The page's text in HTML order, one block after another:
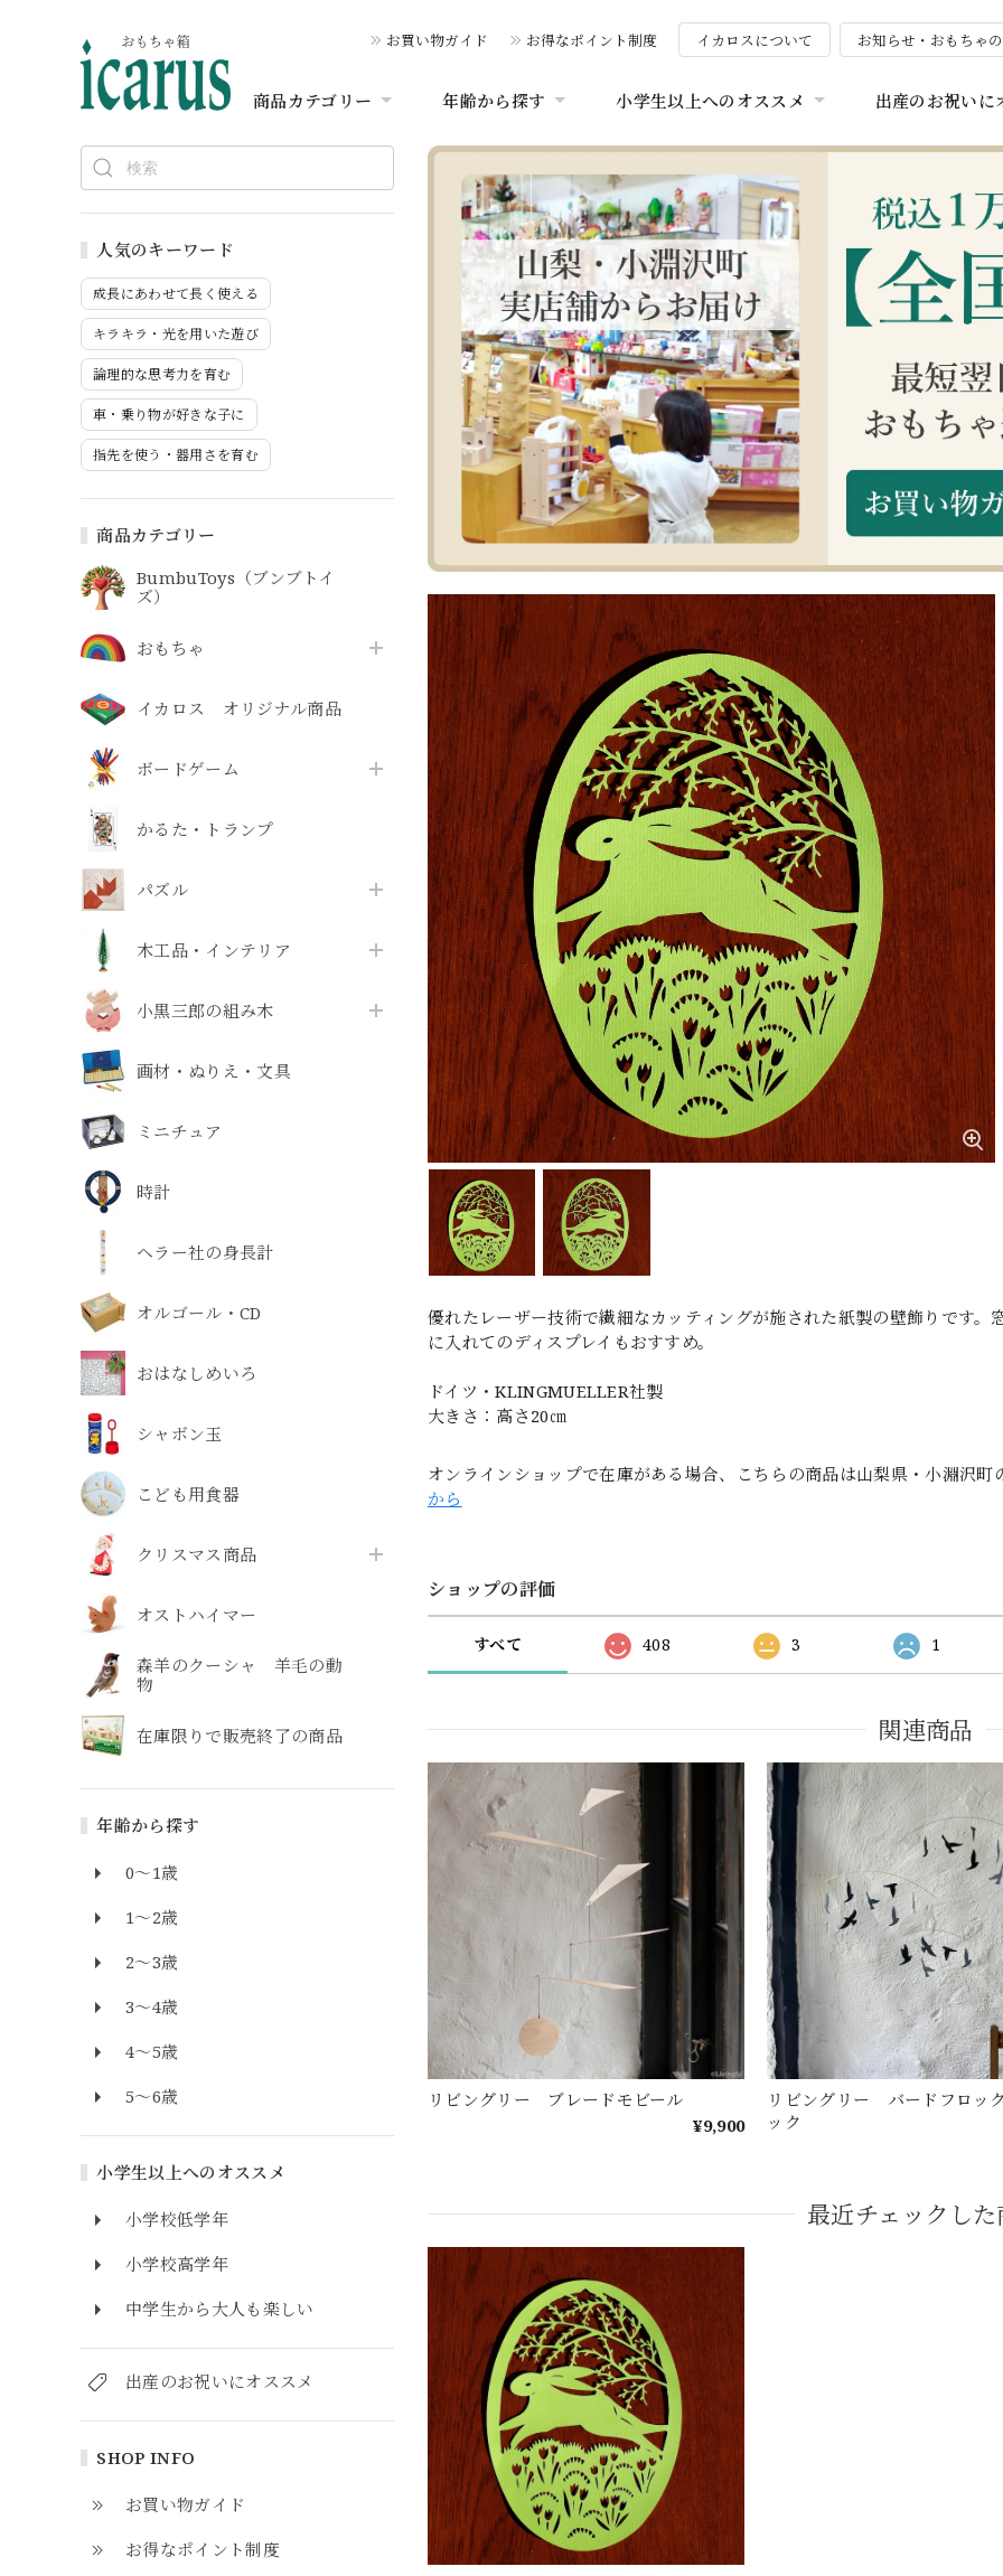
お買い物ガイド お得なポイント制度 イカロスについて お知らせ・おもちゃ
商品カテゴリー 年齢から探す 小学生以上へのオススメ 出産のお祝いに
人気のキーワード
成長にあわせて長く使える
キラキラ・光を用いた遊び
論理的な思考力を育む
車・乗り物が好きな子に
指先を使う・器用さを育む
商品カテゴリー
BumbuToys（ブンブトイ
ズ）
おもちゃ
イカロス オリジナル商品
ボードゲーム
かるた・トランプ
パズル
木工品・インテリア
小黒三郎の組み木
画材・ぬりえ・文具
ミニチュア
時計
ヘラー社の身長計
オルゴール・CD
おはなしめいろ
シャボン玉
こども用食器
クリスマス商品
オストハイマー
森羊のクーシャ 羊毛の動
物
在庫限りで販売終了の商品
年齢から探す
0～1歳
1～2歳
2～3歳
3～4歳
4～5歳
5～6歳
小学生以上へのオススメ
小学校低学年
小学校高学年
中学生から大人も楽しい
出産のお祝いにオススメ
SHOP INFO
お買い物ガイド
お得なポイント制度
優れたレーザー技術で繊細なカッティングが施された紙製の壁飾りです
に入れてのディスプレイもおすすめ。
ドイツ・KLINGMUELLER社製
大きさ：高さ20㎝
オンラインショップで在庫がある場合、こちらの商品は山梨県・小淵沢
から
ショップの評価
すべて 408 3 1
関連商品
リビングリー ブレードモビール
¥9,900
リビングリー バードフロッ
ック
最近チェックし